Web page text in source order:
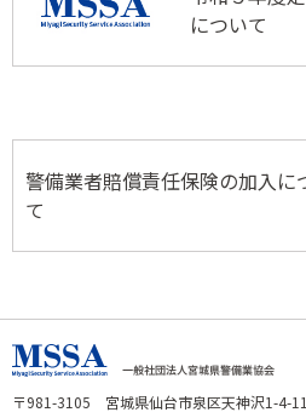
について
警備業者賠償責任保険の加入に
て
〒981-3105 宮城県仙台市泉区天神沢1-4-11